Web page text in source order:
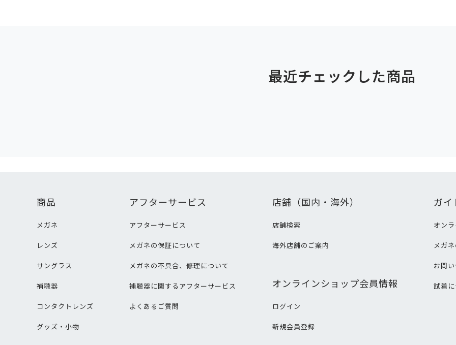
最近チェックした商品
商品
メガネ
レンズ
サングラス
補聴器
コンタクトレンズ
グッズ・小物
アフターサービス
アフターサービス
メガネの保証について
メガネの不具合、修理について
補聴器に関するアフターサービス
よくあるご質問
店舗（国内・海外）
店舗検索
海外店舗のご案内
オンラインショップ会員情報
ログイン
新規会員登録
ガイ
オン
メガ
お問
試着